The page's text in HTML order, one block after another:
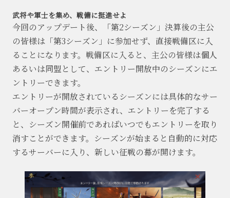
武将や軍士を集め、戦備に挺進せよ
今回のアップデート後、「第2シーズン」決算後の主公
の皆様は「第3シーズン」に参加せず、直接戦備区に入
ることになります。戦備区に入ると、主公の皆様は個人
あるいは同盟として、エントリー開放中のシーズンにエ
ントリーできます。
エントリーが開放されているシーズンには具体的なサー
バーオープン時間が表示され、エントリーを完了する
と、シーズン開催前であればいつでもエントリーを取り
消すことができます。シーズンが始まると自動的に対応
するサーバーに入り、新しい征戦の幕が開けます。